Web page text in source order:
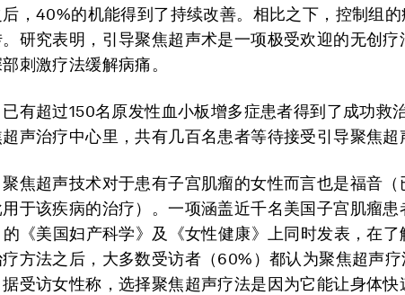
，40%的机能得到了持续改善。相比之下，控制组
研究表明，引导聚焦超声术是一项极受欢迎的无创疗
刺激疗法缓解病痛。
已有超过150名原发性血小板增多症患者得到了成功救
声治疗中心里，共有几百名患者等待接受引导聚焦超
聚焦超声技术对于患有子宫肌瘤的女性而言也是福音
用于该疾病的治疗）。一项涵盖近千名美国子宫肌瘤患
的《美国妇产科学》及《女性健康》上同时发表，在
方法之后，大多数受访者（60%）都认为聚焦超声
受访女性称，选择聚焦超声疗法是因为它能让身体快